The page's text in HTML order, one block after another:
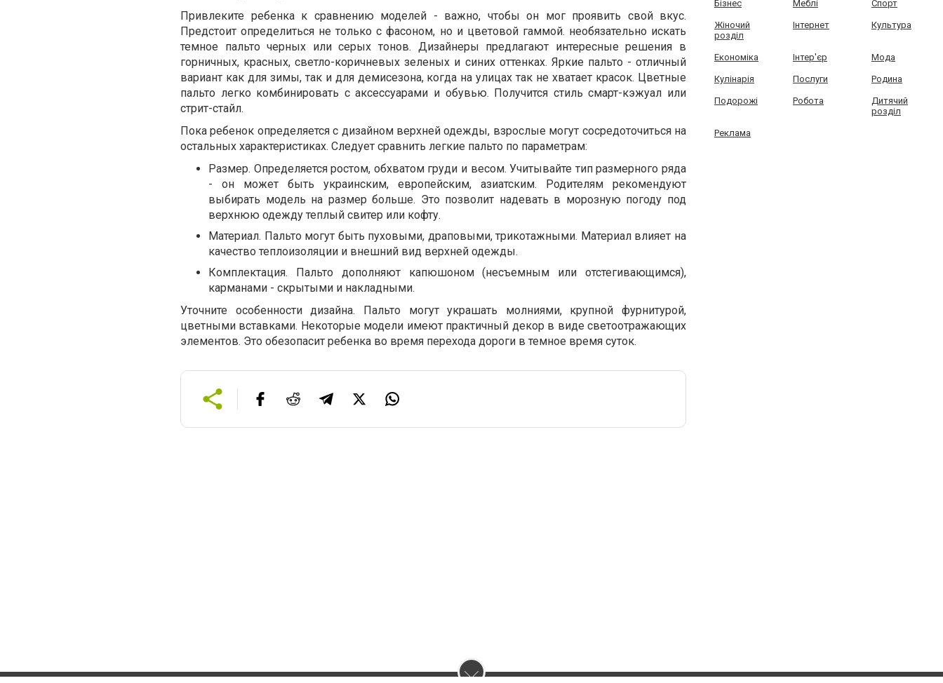
Привлеките ребенка к сравнению моделей - важно, чтобы он мог проявить свой вкус.
Предстоит определиться не только с фасоном, но и цветовой гаммой. необязательно искать
темное пальто черных или серых тонов. Дизайнеры предлагают интересные решения в
горничных, красных, светло-коричневых зеленых и синих оттенках. Яркие пальто - отличный
вариант как для зимы, так и для демисезона, когда на улицах так не хватает красок. Цветные
пальто легко комбинировать с аксессуарами и обувью. Получится стиль смарт-кэжуал или
стрит-стайл.
Пока ребенок определяется с дизайном верхней одежды, взрослые могут сосредоточиться на
остальных характеристиках. Следует сравнить легкие пальто по параметрам:
Размер. Определяется ростом, обхватом груди и весом. Учитывайте тип размерного ряда
- он может быть украинским, европейским, азиатским. Родителям рекомендуют
выбирать модель на размер больше. Это позволит надевать в морозную погоду под
верхнюю одежду теплый свитер или кофту.
Материал. Пальто могут быть пуховыми, драповыми, трикотажными. Материал влияет на
качество теплоизоляции и внешний вид верхней одежды.
Комплектация. Пальто дополняют капюшоном (несъемным или отстегивающимся),
карманами - скрытыми и накладными.
Уточните особенности дизайна. Пальто могут украшать молниями, крупной фурнитурой,
цветными вставками. Некоторые модели имеют практичный декор в виде светоотражающих
элементов. Это обезопасит ребенка во время перехода дороги в темное время суток.
Бізнес Меблі Спорт
Жіночий
розділ
Інтернет Культура
Економіка Інтер'єр Мода
Кулінарія Послуги Родина
Подорожі Робота
Дитячий
розділ
Реклама